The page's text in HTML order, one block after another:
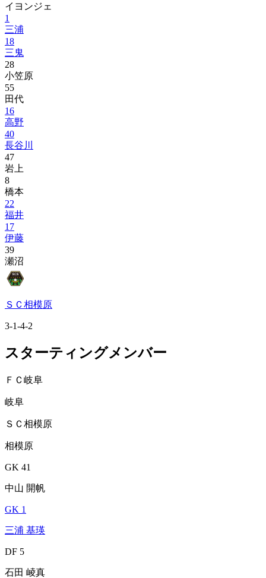
イヨンジェ
1
三浦
18
三鬼
28
小笠原
55
田代
16
高野
40
長谷川
47
岩上
8
橋本
22
福井
17
伊藤
39
瀬沼
ＳＣ相模原
3-1-4-2
スターティングメンバー
ＦＣ岐阜
岐阜
ＳＣ相模原
相模原
GK 41
中山 開帆
GK 1
三浦 基瑛
DF 5
石田 崚真